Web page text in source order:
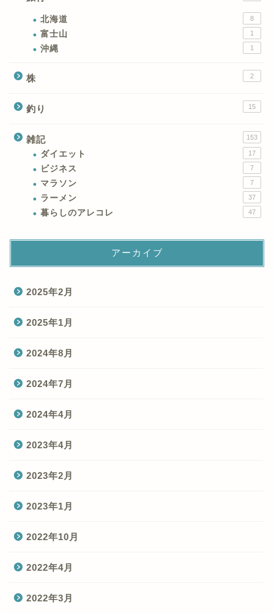
北海道 8
富士山 1
沖縄 1
株 2
釣り 15
雑記 153
ダイエット 17
ビジネス 7
マラソン 7
ラーメン 37
暮らしのアレコレ 47
アーカイブ
2025年2月
2025年1月
2024年8月
2024年7月
2024年4月
2023年4月
2023年2月
2023年1月
2022年10月
2022年4月
2022年3月